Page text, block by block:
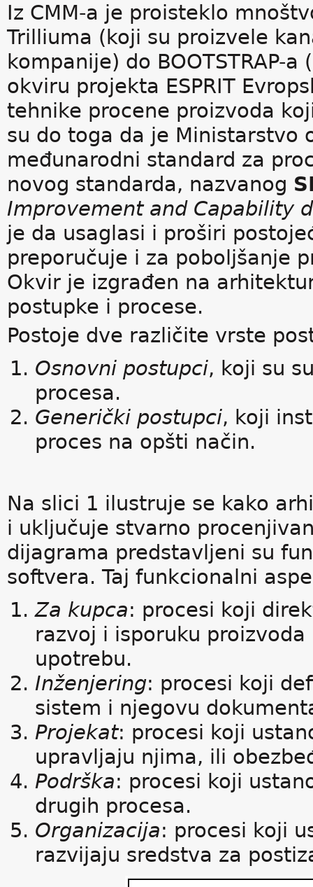
Iz CMM-a je proisteklo
Trilliuma (koji su proizvele
kompanije) do BOOTSTRAP-
okviru projekta ESPRIT
tehnike procene proizvoda
su do toga da je Ministarstvo
međunarodni standard za
novog standarda, nazvanog
Improvement and Capability
je da usaglasi i proširi
preporučuje i za poboljšanje
Okvir je izgrađen na
postupke i procese.
Postoje dve različite vrste
Osnovni postupci, koji su
procesa.
Generički postupci, koji
proces na opšti način.
Na slici 1 ilustruje se kako
i uključuje stvarno
dijagrama predstavljeni su
softvera. Taj funkcionalni
Za kupca: procesi koji
razvoj i isporuku
upotrebu.
Inženjering: procesi koji
sistem i njegovu
Projekat: procesi koji
upravljaju njima, ili
Podrška: procesi koji
drugih procesa.
Organizacija: procesi koji
razvijaju sredstva za